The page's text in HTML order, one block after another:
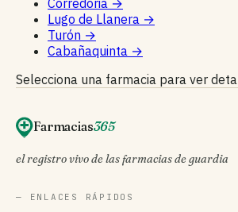
Lugo de Llanera →
Turón →
Cabañaquinta →
Selecciona una farmacia para ver
Farmacias365
el registro vivo de las farmacias de guardia
— ENLACES RÁPIDOS